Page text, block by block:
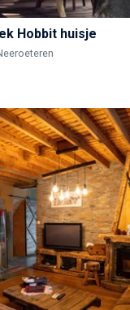
Hobbit huisje